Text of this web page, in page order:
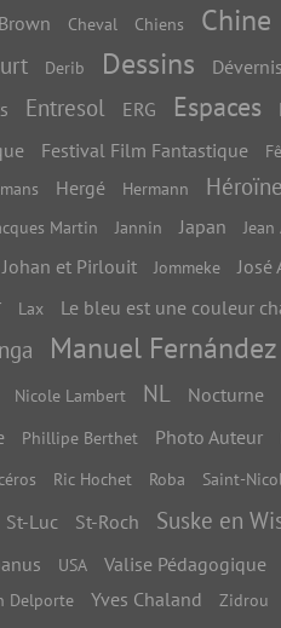
Cheval Chiens Chine
Derib Dessins
Entresol ERG Espaces
Festival Film Fantastique
Hergé Hermann
Martin Jannin Japan
Johan et Pirlouit Jommeke José
Lax Le bleu est une couleur
Manuel Fernández
Nicole Lambert NL Nocturne
Phillipe Berthet Photo Auteur
Ric Hochet Roba Saint-
St-Luc St-Roch Suske en
USA Valise Pédagogique
Delporte Yves Chaland Zidrou